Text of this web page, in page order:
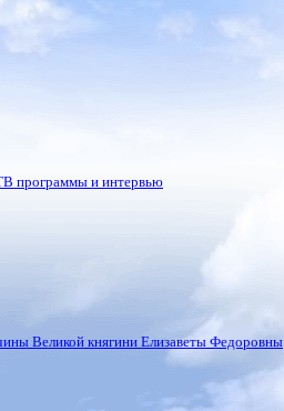
программы и интервью
Великой княгини Елизаветы Федоровны